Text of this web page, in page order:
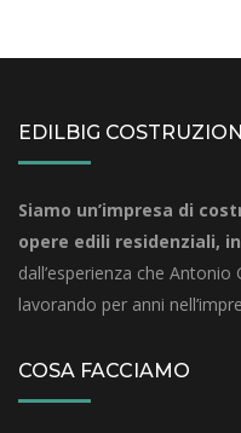
EDILBIG
Siamo un’impresa di
opere edili residenziali,
dall’esperienza che
lavorando per anni
COSA FACCIAMO